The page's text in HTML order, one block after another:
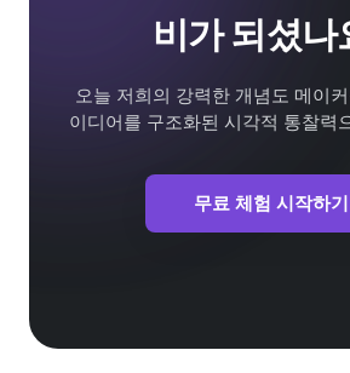
비가 되셨나
오늘 저희의 강력한 개념도 메이
이디어를 구조화된 시각적 통찰력
무료 체험 시작하기